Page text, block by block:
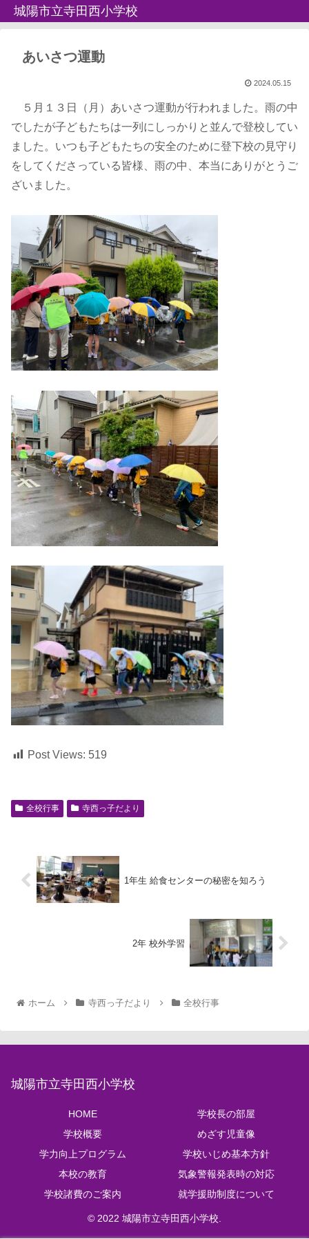
城陽市立寺田西小学校
あいさつ運動
2024.05.15
５月１３日（月）あいさつ運動が行われました。雨の中
でしたが子どもたちは一列にしっかりと並んで登校してい
ました。いつも子どもたちの安全のために登下校の見守り
をしてくださっている皆様、雨の中、本当にありがとうご
ざいました。
Post Views: 519
全校行事 寺西っ子だより
1年生 給食センターの秘密を知ろう
2年 校外学習
ホーム 寺西っ子だより 全校行事
城陽市立寺田西小学校
HOME
学校長の部屋
学校概要
めざす児童像
学力向上プログラム
学校いじめ基本方針
本校の教育
気象警報発表時の対応
学校諸費のご案内
就学援助制度について
© 2022 城陽市立寺田西小学校.